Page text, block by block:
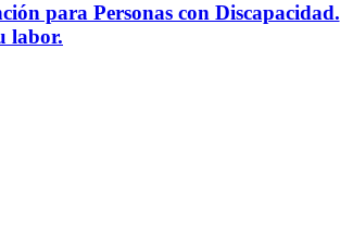
para Personas con Discapacidad.
labor.